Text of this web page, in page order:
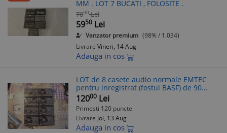
MM . LOT 7 BUCATI , FOLOSITE .
7000 Lei
5950 Lei
Vanzator premium (98% / 1.034)
Livrare Vineri, 14 Aug
Adauga in cos
LOT de 8 casete audio normale EMTEC
pentru inregistrat (fostul BASF) de 90
minute
12000 Lei
Primesti 120 puncte
Livrare Joi, 13 Aug
Adauga in cos